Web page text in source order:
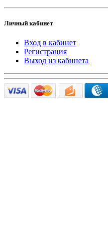
Личный кабинет
Вход в кабинет
Регистрация
Выход из кабинета